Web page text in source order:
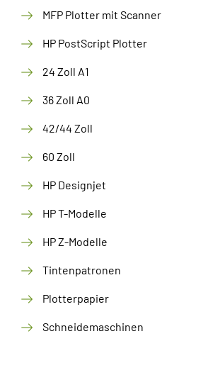
MFP Plotter mit Scanner
HP PostScript Plotter
24 Zoll A1
36 Zoll A0
42/44 Zoll
60 Zoll
HP Designjet
HP T-Modelle
HP Z-Modelle
Tintenpatronen
Plotterpapier
Schneidemaschinen